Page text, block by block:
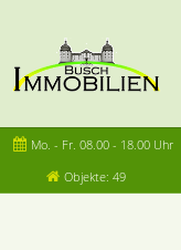
Mo. - Fr. 08.00 - 18.00 Uhr
Objekte: 49